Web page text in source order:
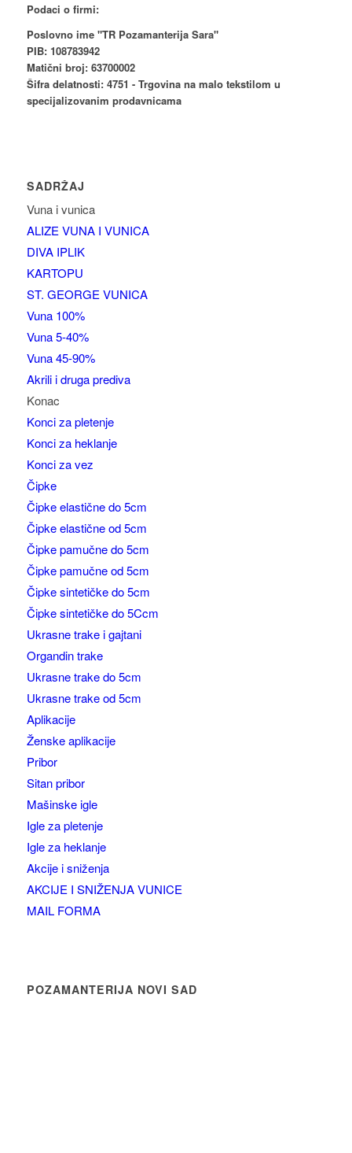
Podaci o firmi:
Poslovno ime "TR Pozamanterija Sara"
PIB: 108783942
Matični broj: 63700002
Šifra delatnosti: 4751 - Trgovina na malo tekstilom u
specijalizovanim prodavnicama
SADRŽAJ
Vuna i vunica
ALIZE VUNA I VUNICA
DIVA IPLIK
KARTOPU
ST. GEORGE VUNICA
Vuna 100%
Vuna 5-40%
Vuna 45-90%
Akrili i druga prediva
Konac
Konci za pletenje
Konci za heklanje
Konci za vez
Čipke
Čipke elastične do 5cm
Čipke elastične od 5cm
Čipke pamučne do 5cm
Čipke pamučne od 5cm
Čipke sintetičke do 5cm
Čipke sintetičke do 5Ccm
Ukrasne trake i gajtani
Organdin trake
Ukrasne trake do 5cm
Ukrasne trake od 5cm
Aplikacije
Ženske aplikacije
Pribor
Sitan pribor
Mašinske igle
Igle za pletenje
Igle za heklanje
Akcije i sniženja
AKCIJE I SNIŽENJA VUNICE
MAIL FORMA
POZAMANTERIJA NOVI SAD